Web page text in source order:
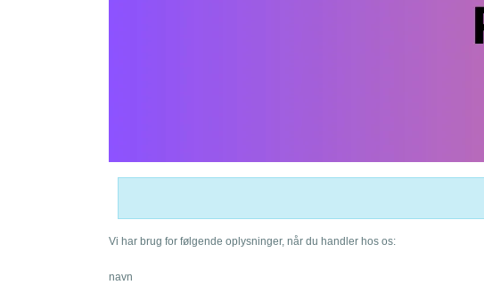
Vi har brug for følgende oplysninger, når du handler hos os:
navn